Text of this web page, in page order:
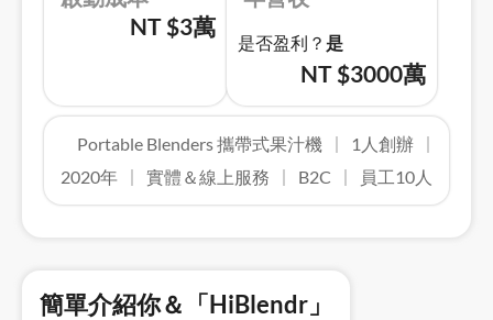
NT $3萬
是否盈利？ 是
NT $3000萬
Portable Blenders 攜帶式果汁機
1人創辦
2020年
實體＆線上服務 B2C 員工10人
簡單介紹你＆「HiBlendr」